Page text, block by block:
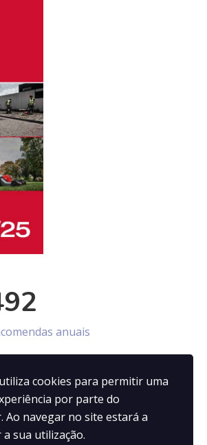
anuais
cookies para permitir uma
por parte do
Ao navegar no site estará a
sua utilização.